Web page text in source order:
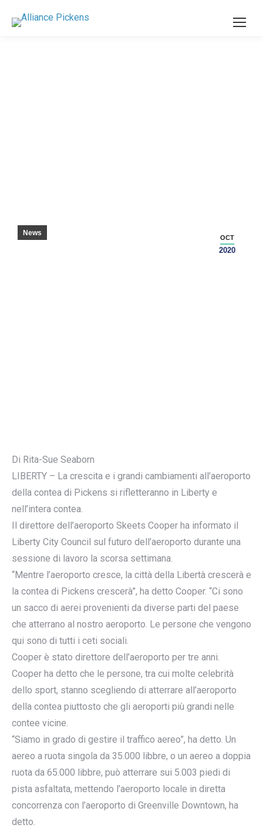
OCT
2020
News
Di Rita-Sue Seaborn
LIBERTY – La crescita e i grandi cambiamenti all’aeroporto
della contea di Pickens si rifletteranno in Liberty e
nell’intera contea.
Il direttore dell’aeroporto Skeets Cooper ha informato il
Liberty City Council sul futuro dell’aeroporto durante una
sessione di lavoro la scorsa settimana.
“Mentre l’aeroporto cresce, la città della Libertà crescerà e
la contea di Pickens crescerà”, ha detto Cooper. “Ci sono
un sacco di aerei provenienti da diverse parti del paese
che atterrano al nostro aeroporto. Le persone che vengono
qui sono di tutti i ceti sociali.
Cooper è stato direttore dell’aeroporto per tre anni.
Cooper ha detto che le persone, tra cui molte celebrità
dello sport, stanno scegliendo di atterrare all’aeroporto
della contea piuttosto che gli aeroporti più grandi nelle
contee vicine.
“Siamo in grado di gestire il traffico aereo”, ha detto. Un
aereo a ruota singola da 35.000 libbre, o un aereo a doppia
ruota da 65.000 libbre, può atterrare sui 5.003 piedi di
pista asfaltata, mettendo l’aeroporto locale in diretta
concorrenza con l’aeroporto di Greenville Downtown, ha
detto.